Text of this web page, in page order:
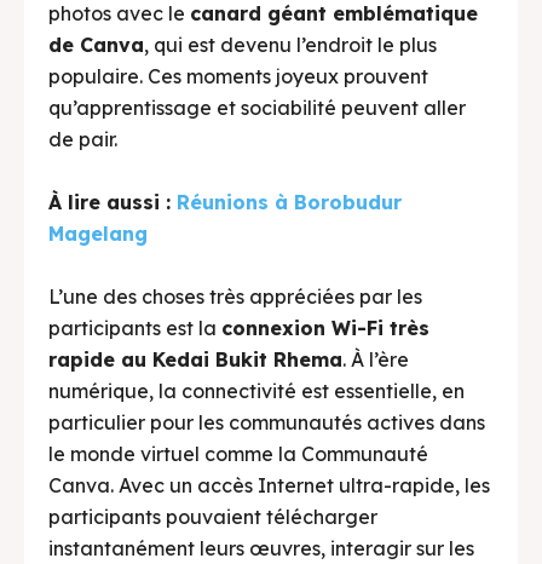
photos avec le canard géant emblématique
de Canva, qui est devenu l’endroit le plus
populaire. Ces moments joyeux prouvent
qu’apprentissage et sociabilité peuvent aller
de pair.
À lire aussi : Réunions à Borobudur
Magelang
L’une des choses très appréciées par les
participants est la connexion Wi-Fi très
rapide au Kedai Bukit Rhema. À l’ère
numérique, la connectivité est essentielle, en
particulier pour les communautés actives dans
le monde virtuel comme la Communauté
Canva. Avec un accès Internet ultra-rapide, les
participants pouvaient télécharger
instantanément leurs œuvres, interagir sur les